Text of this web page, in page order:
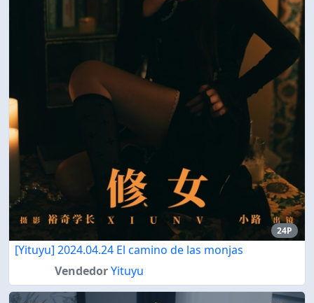
24P
[Yituyu] 2024.04.24 El camino de las monjas
VendedorYituyu